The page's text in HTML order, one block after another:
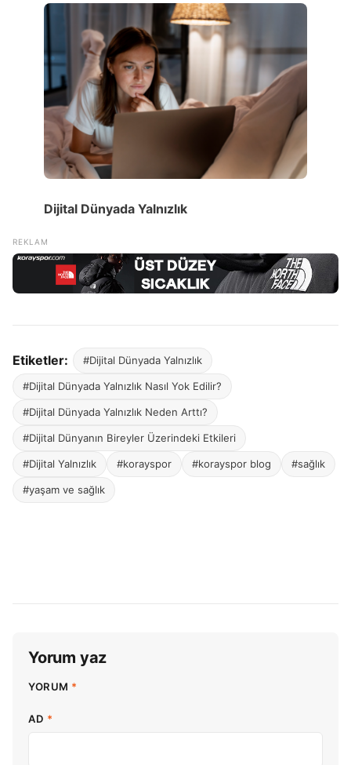
Dijital Dünyada Yalnızlık
Etiketler: #Dijital Dünyada Yalnızlık
#Dijital Dünyada Yalnızlık Nasıl Yok Edilir?
#Dijital Dünyada Yalnızlık Neden Arttı?
#Dijital Dünyanın Bireyler Üzerindeki Etkileri
#Dijital Yalnızlık #korayspor #korayspor blog #sağlık
#yaşam ve sağlık
Yorum yaz
YORUM *
AD *